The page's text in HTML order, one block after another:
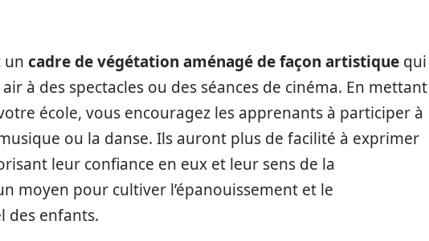
un cadre de végétation aménagé de façon artistique qui
à des spectacles ou des séances de cinéma. En mettant
école, vous encouragez les apprenants à participer à
ou la danse. Ils auront plus de facilité à exprimer
leur confiance en eux et leur sens de la
moyen pour cultiver l’épanouissement et le
des enfants.